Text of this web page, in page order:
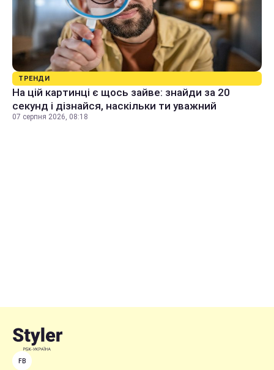
ТРЕНДИ
На цій картинці є щось зайве: знайди за 20
секунд і дізнайся, наскільки ти уважний
07 серпня 2026, 08:18
FB